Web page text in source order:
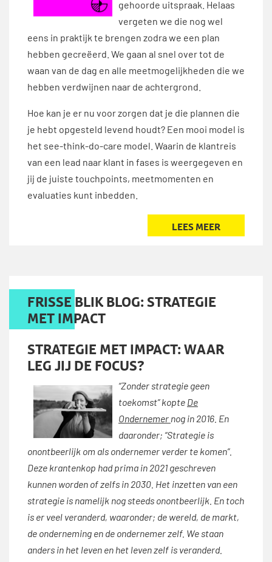
gehoorde uitspraak. Helaas
vergeten we die nog wel
eens in praktijk te brengen zodra we een plan
hebben gecreëerd. We gaan al snel over tot de
waan van de dag en alle meetmogelijkheden die we
hebben verdwijnen naar de achtergrond.
Hoe kan je er nu voor zorgen dat je die plannen die
je hebt opgesteld levend houdt? Een mooi model is
het see-think-do-care model. Waarin de klantreis
van een lead naar klant in fases is weergegeven en
jij de juiste touchpoints, meetmomenten en
evaluaties kunt inbedden.
LEES MEER
FRISSE BLIK BLOG: STRATEGIE
MET IMPACT
STRATEGIE MET IMPACT: WAAR
LEG JIJ DE FOCUS?
“Zonder strategie geen
toekomst” kopte De
Ondernemer nog in 2016. En
daaronder; “Strategie is
onontbeerlijk om als ondernemer verder te komen”.
Deze krantenkop had prima in 2021 geschreven
kunnen worden of zelfs in 2030. Het inzetten van een
strategie is namelijk nog steeds onontbeerlijk. En toch
is er veel veranderd, waaronder; de wereld, de markt,
de onderneming en de ondernemer zelf. We staan
anders in het leven en het leven zelf is veranderd.